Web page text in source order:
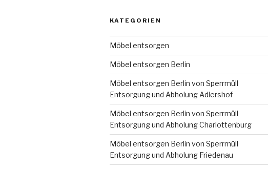
KATEGORIEN
Möbel entsorgen
Möbel entsorgen Berlin
Möbel entsorgen Berlin von Sperrmüll
Entsorgung und Abholung Adlershof
Möbel entsorgen Berlin von Sperrmüll
Entsorgung und Abholung Charlottenburg
Möbel entsorgen Berlin von Sperrmüll
Entsorgung und Abholung Friedenau